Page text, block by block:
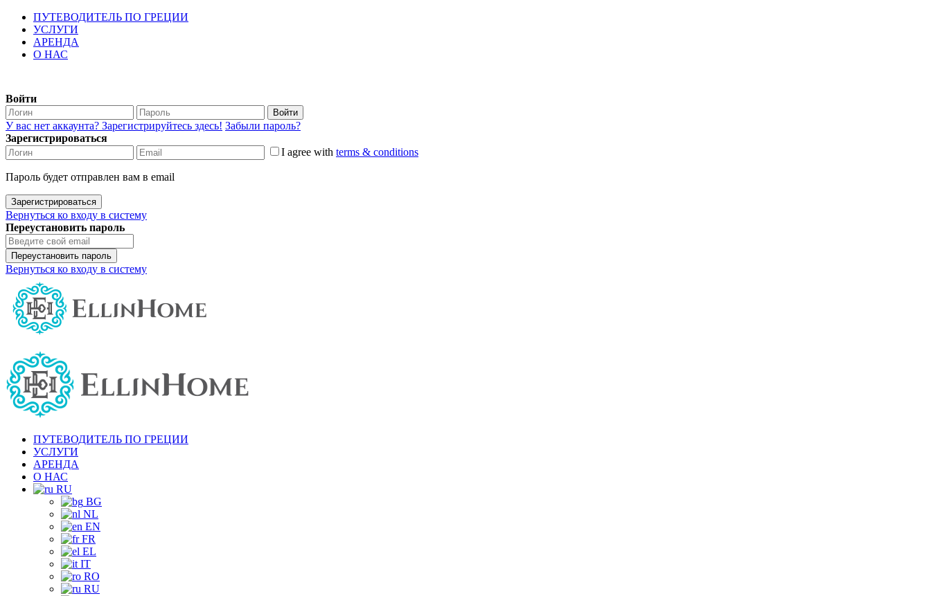
ПУТЕВОДИТЕЛЬ ПО ГРЕЦИИ
УСЛУГИ
АРЕНДА
О НАС
Войти
Войти
У вас нет аккаунта? Зарегистрируйтесь здесь! Забыли пароль?
Зарегистрироваться
I agree with terms & conditions
Пароль будет отправлен вам в email
Зарегистрироваться
Вернуться ко входу в систему
Переустановить пароль
Переустановить пароль
Вернуться ко входу в систему
ПУТЕВОДИТЕЛЬ ПО ГРЕЦИИ
УСЛУГИ
АРЕНДА
О НАС
RU
BG
NL
EN
FR
EL
IT
RO
RU